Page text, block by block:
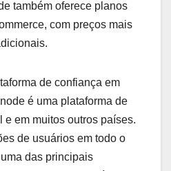
também oferece planos
com preços mais
de confiança em
é uma plataforma de
e em muitos outros países.
de usuários em todo o
das principais